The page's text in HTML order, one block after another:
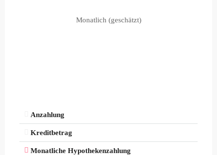
Monatlich (geschätzt)
Anzahlung
Kreditbetrag
Monatliche Hypothekenzahlung